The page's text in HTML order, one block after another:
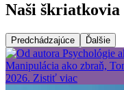
Naši
Predchádzajúce Ďalšie